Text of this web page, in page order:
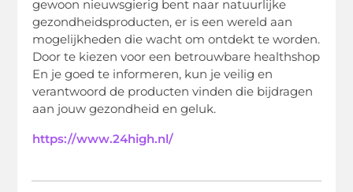
gewoon nieuwsgierig bent naar natuurlijke
gezondheidsproducten, er is een wereld aan
mogelijkheden die wacht om ontdekt te worden.
Door te kiezen voor een betrouwbare healthshop
En je goed te informeren, kun je veilig en
verantwoord de producten vinden die bijdragen
aan jouw gezondheid en geluk.
https://www.24high.nl/